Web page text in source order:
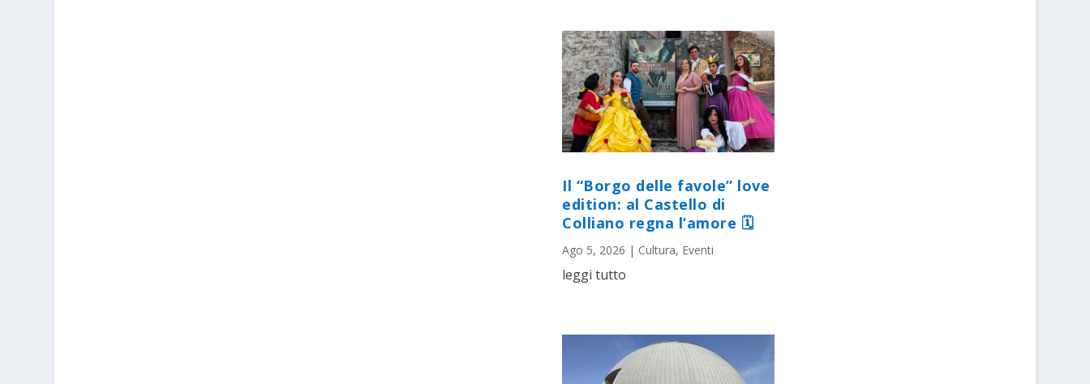
Il “Borgo delle favole” love
edition: al Castello di
Colliano regna l’amore 🗓
Ago 5, 2026 | Cultura, Eventi
leggi tutto